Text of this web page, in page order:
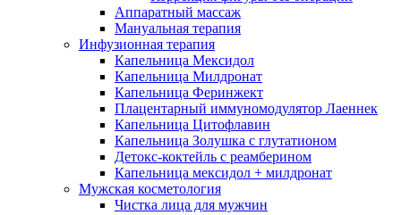
Аппаратный массаж
Мануальная терапия
Инфузионная терапия
Капельница Мексидол
Капельница Милдронат
Капельница Феринжект
Плацентарный иммуномодулятор Лаеннек
Капельница Цитофлавин
Капельница Золушка с глутатионом
Детокс-коктейль с реамберином
Капельница мексидол + милдронат
Мужская косметология
Чистка лица для мужчин